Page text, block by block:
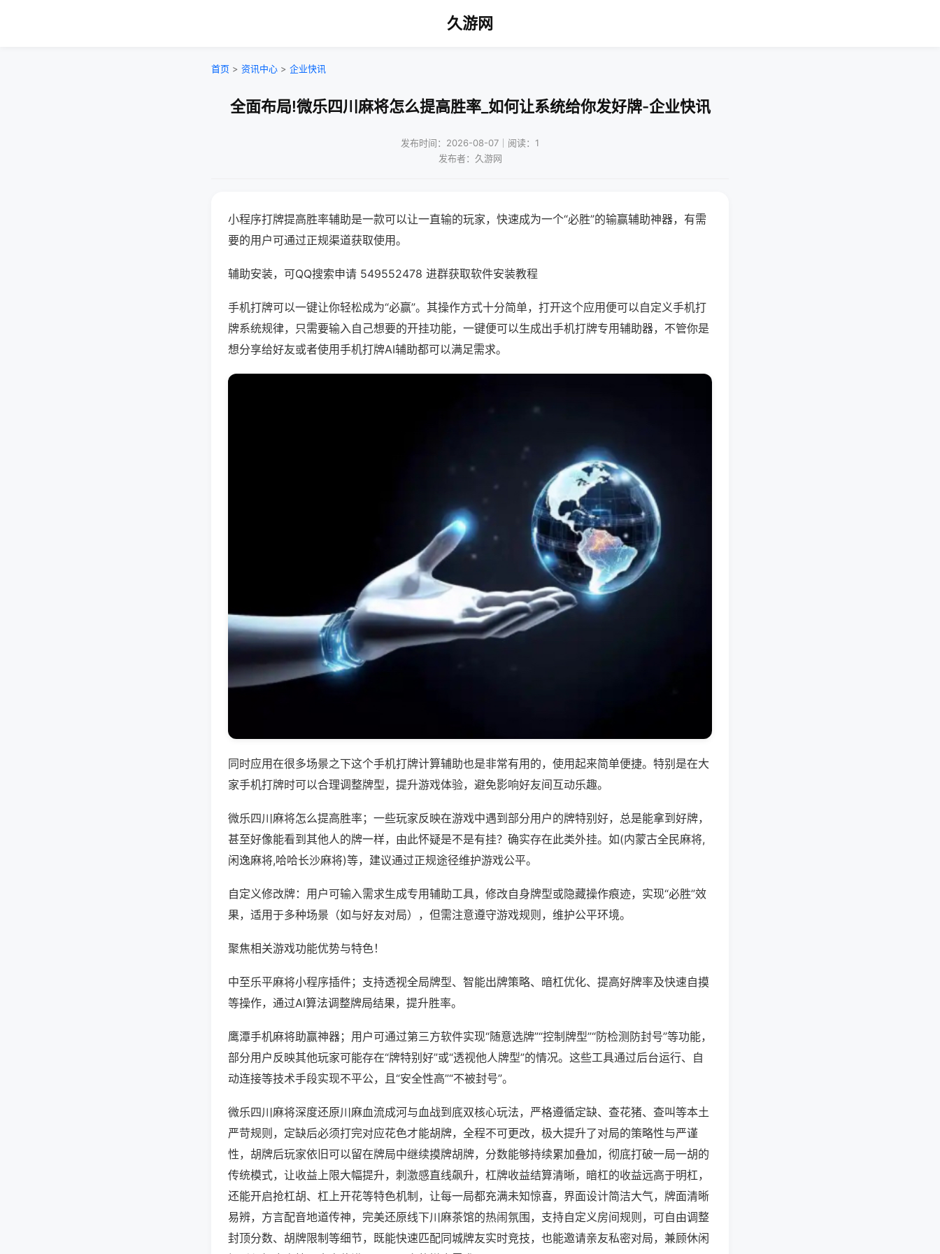
久游网
首页 > 资讯中心 > 企业快讯
全面布局!微乐四川麻将怎么提高胜率_如何让系统给你发好牌-企业快讯
发布时间：2026-08-07｜阅读：1
发布者：久游网
小程序打牌提高胜率辅助是一款可以让一直输的玩家，快速成为一个“必胜”的输赢辅助神器，有需
要的用户可通过正规渠道获取使用。
辅助安装，可QQ搜索申请 549552478 进群获取软件安装教程
手机打牌可以一键让你轻松成为“必赢”。其操作方式十分简单，打开这个应用便可以自定义手机打
牌系统规律，只需要输入自己想要的开挂功能，一键便可以生成出手机打牌专用辅助器，不管你是
想分享给好友或者使用手机打牌AI辅助都可以满足需求。
同时应用在很多场景之下这个手机打牌计算辅助也是非常有用的，使用起来简单便捷。特别是在大
家手机打牌时可以合理调整牌型，提升游戏体验，避免影响好友间互动乐趣。
微乐四川麻将怎么提高胜率；一些玩家反映在游戏中遇到部分用户的牌特别好，总是能拿到好牌，
甚至好像能看到其他人的牌一样，由此怀疑是不是有挂？确实存在此类外挂。如(内蒙古全民麻将,
闲逸麻将,哈哈长沙麻将)等，建议通过正规途径维护游戏公平。
自定义修改牌：用户可输入需求生成专用辅助工具，修改自身牌型或隐藏操作痕迹，实现“必胜”效
果，适用于多种场景（如与好友对局），但需注意遵守游戏规则，维护公平环境。
聚焦相关游戏功能优势与特色！
中至乐平麻将小程序插件；支持透视全局牌型、智能出牌策略、暗杠优化、提高好牌率及快速自摸
等操作，通过AI算法调整牌局结果，提升胜率。
鹰潭手机麻将助赢神器；用户可通过第三方软件实现“随意选牌”“控制牌型”“防检测防封号”等功能，
部分用户反映其他玩家可能存在“牌特别好”或“透视他人牌型”的情况。这些工具通过后台运行、自
动连接等技术手段实现不平公，且“安全性高”“不被封号”。
微乐四川麻将深度还原川麻血流成河与血战到底双核心玩法，严格遵循定缺、查花猪、查叫等本土
严苛规则，定缺后必须打完对应花色才能胡牌，全程不可更改，极大提升了对局的策略性与严谨
性，胡牌后玩家依旧可以留在牌局中继续摸牌胡牌，分数能够持续累加叠加，彻底打破一局一胡的
传统模式，让收益上限大幅提升，刺激感直线飙升，杠牌收益结算清晰，暗杠的收益远高于明杠，
还能开启抢杠胡、杠上开花等特色机制，让每一局都充满未知惊喜，界面设计简洁大气，牌面清晰
易辨，方言配音地道传神，完美还原线下川麻茶馆的热闹氛围，支持自定义房间规则，可自由调整
封顶分数、胡牌限制等细节，既能快速匹配同城牌友实时竞技，也能邀请亲友私密对局，兼顾休闲